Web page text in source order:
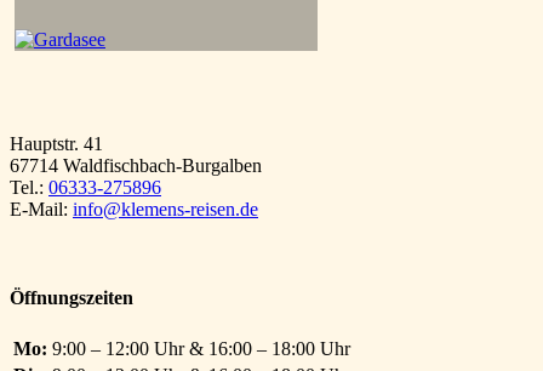
Hauptstr. 41
67714 Waldfischbach-Burgalben
Tel.: 06333-275896
E-Mail: info@klemens-reisen.de
Öffnungszeiten
Mo: 9:00 – 12:00 Uhr & 16:00 – 18:00 Uhr